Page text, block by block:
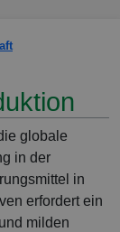
globale
in der
in
erfordert ein
milden